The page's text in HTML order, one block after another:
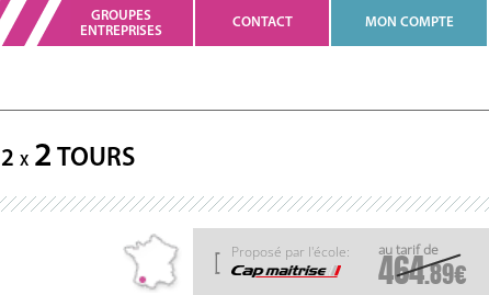
GROUPES
ENTREPRISES
CONTACT MON COMPTE
2 X 2 TOURS
464.89
Proposé par l'école: